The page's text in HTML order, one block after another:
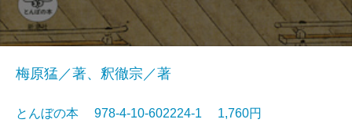
梅原猛／著、釈徹宗／著
とんぼの本 978-4-10-602224-1 1,760円